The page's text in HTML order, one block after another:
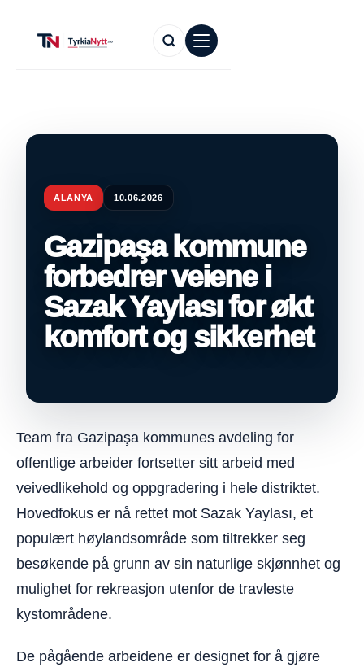
ALANYA 10.06.2026
Gazipaşa kommune
forbedrer veiene i
Sazak Yaylası for økt
komfort og sikkerhet
Team fra Gazipaşa kommunes avdeling for
offentlige arbeider fortsetter sitt arbeid med
veivedlikehold og oppgradering i hele distriktet.
Hovedfokus er nå rettet mot Sazak Yaylası, et
populært høylandsområde som tiltrekker seg
besøkende på grunn av sin naturlige skjønnhet og
mulighet for rekreasjon utenfor de travleste
kystområdene.
De pågående arbeidene er designet for å gjøre